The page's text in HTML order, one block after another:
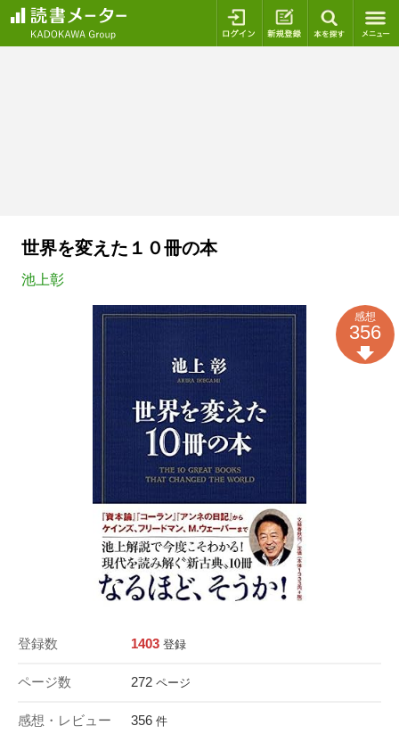
ログイン 新規登録
世界を変えた１０冊の本
池上彰
登録数 1403 登録
ページ数 272 ページ
感想・レビュー 356 件
感想
356